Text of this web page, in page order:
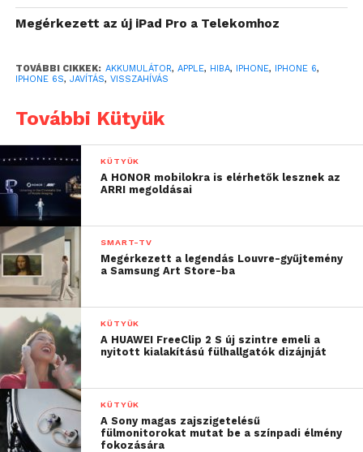
Megérkezett az új iPad Pro a Telekomhoz
TOVÁBBI CIKKEK: AKKUMULÁTOR, APPLE, HIBA, IPHONE, IPHONE 6,
IPHONE 6S, JAVÍTÁS, VISSZAHÍVÁS
További Kütyük
KÜTYÜK
A HONOR mobilokra is elérhetők lesznek az
ARRI megoldásai
SMART-TV
Megérkezett a legendás Louvre-gyűjtemény
a Samsung Art Store-ba
KÜTYÜK
A HUAWEI FreeClip 2 S új szintre emeli a
nyitott kialakítású fülhallgatók dizájnját
KÜTYÜK
A Sony magas zajszigetelésű
fülmonitorokat mutat be a színpadi élmény
fokozására